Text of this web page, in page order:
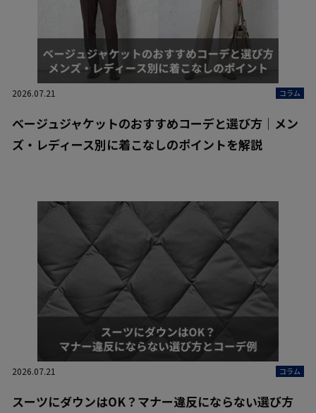
2026.07.21 コラム
ベージュジャケットのおすすめコーデと選び方｜メン
ズ・レディース別に着こなしのポイントを解説
2026.07.21 コラム
スーツにダウンはOK？マナー違反にならない選び方